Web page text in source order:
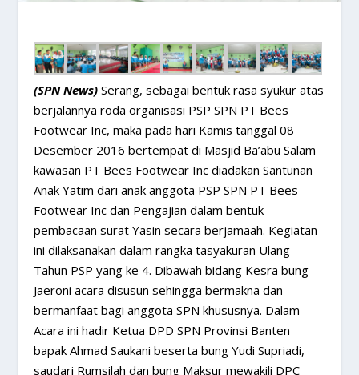
(SPN News) Serang, sebagai bentuk rasa syukur atas
berjalannya roda organisasi PSP SPN PT Bees
Footwear Inc, maka pada hari Kamis tanggal 08
Desember 2016 bertempat di Masjid Ba’abu Salam
kawasan PT Bees Footwear Inc diadakan Santunan
Anak Yatim dari anak anggota PSP SPN PT Bees
Footwear Inc dan Pengajian dalam bentuk
pembacaan surat Yasin secara berjamaah. Kegiatan
ini dilaksanakan dalam rangka tasyakuran Ulang
Tahun PSP yang ke 4. Dibawah bidang Kesra bung
Jaeroni acara disusun sehingga bermakna dan
bermanfaat bagi anggota SPN khususnya. Dalam
Acara ini hadir Ketua DPD SPN Provinsi Banten
bapak Ahmad Saukani beserta bung Yudi Supriadi,
saudari Rumsilah dan bung Maksur mewakili DPC